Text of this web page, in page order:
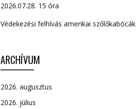
2026.07.28. 15 óra
Védekezési felhívás amerikai szőlőkabócák
ARCHÍVUM
2026. augusztus
2026. július